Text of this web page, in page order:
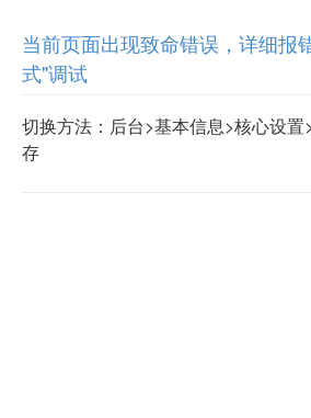
当前页面出现致命错误，详细报
式"调试
切换方法：后台>基本信息>核心设
存